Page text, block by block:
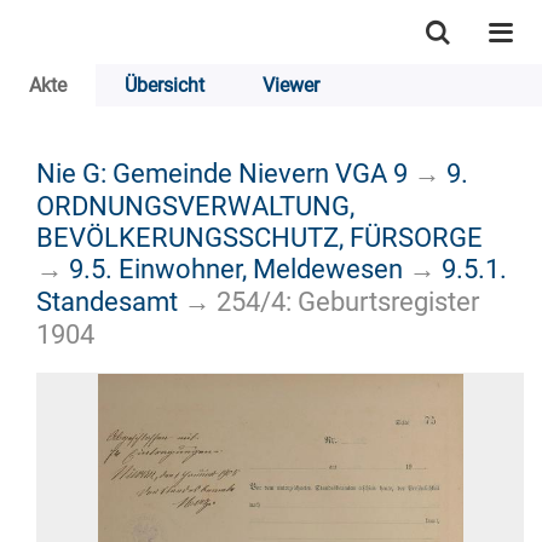
Akte Übersicht Viewer
Nie G: Gemeinde Nievern VGA 9 → 9.
ORDNUNGSVERWALTUNG,
BEVÖLKERUNGSSCHUTZ, FÜRSORGE
→ 9.5. Einwohner, Meldewesen → 9.5.1.
Standesamt → 254/4: Geburtsregister
1904